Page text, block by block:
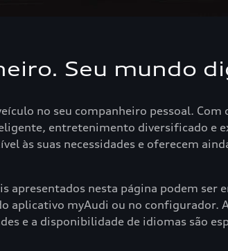
Seu mundo
no seu companheiro pessoal.
entretenimento diversificado e
às suas necessidades e oferecem
apresentados nesta página podem ser
aplicativo myAudi ou no configurador.
e a disponibilidade de idiomas são